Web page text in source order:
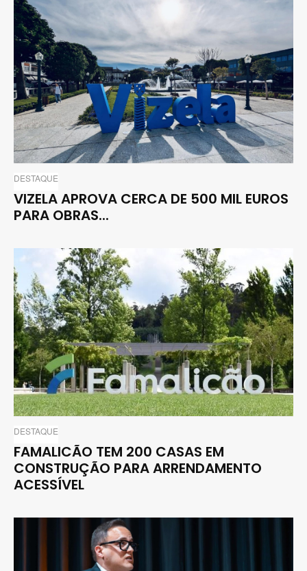
DESTAQUE
VIZELA APROVA CERCA DE 500 MIL EUROS
PARA OBRAS...
DESTAQUE
FAMALICÃO TEM 200 CASAS EM
CONSTRUÇÃO PARA ARRENDAMENTO
ACESSÍVEL